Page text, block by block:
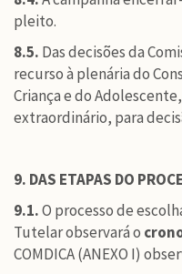
pleito.
8.5. Das decisões da
recurso à plenária do
Criança e do
extraordinário, para
9. DAS ETAPAS DO
9.1.O processo de
Tutelar observará o
COMDICA (ANEXO I)